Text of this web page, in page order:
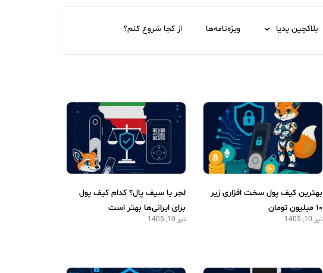
بلاکچین پدیا ویژه‌نامه‌ها از کجا شروع کنم؟
بهترین کیف پول سخت افزاری زیر
۱۰ میلیون تومان
تیر 10, 1405
لجر یا سیف پال؟ کدام کیف پول
برای ایرانی‌ها بهتر است
تیر 10, 1405